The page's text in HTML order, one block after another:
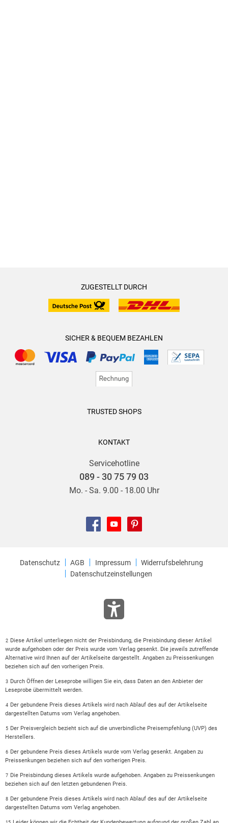
ZUGESTELLT DURCH
SICHER & BEQUEM BEZAHLEN
TRUSTED SHOPS
KONTAKT
Servicehotline
089 - 30 75 79 03
Mo. - Sa. 9.00 - 18.00 Uhr
Datenschutz AGB Impressum
Widerrufsbelehrung
Datenschutzeinstellungen
2 Diese Artikel unterliegen nicht der Preisbindung, die Preisbindung dieser Artikel
wurde aufgehoben oder der Preis wurde vom Verlag gesenkt. Die jeweils zutreffende
Alternative wird Ihnen auf der Artikelseite dargestellt. Angaben zu Preissenkungen
beziehen sich auf den vorherigen Preis.
3 Durch Öffnen der Leseprobe willigen Sie ein, dass Daten an den Anbieter der
Leseprobe übermittelt werden.
4 Der gebundene Preis dieses Artikels wird nach Ablauf des auf der Artikelseite
dargestellten Datums vom Verlag angehoben.
5 Der Preisvergleich bezieht sich auf die unverbindliche Preisempfehlung (UVP) des
Herstellers.
6 Der gebundene Preis dieses Artikels wurde vom Verlag gesenkt. Angaben zu
Preissenkungen beziehen sich auf den vorherigen Preis.
7 Die Preisbindung dieses Artikels wurde aufgehoben. Angaben zu Preissenkungen
beziehen sich auf den letzten gebundenen Preis.
8 Der gebundene Preis dieses Artikels wird nach Ablauf des auf der Artikelseite
dargestellten Datums vom Verlag angehoben.